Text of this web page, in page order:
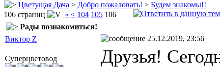
Цветущая Дача > Добро пожаловать! > Будем знакомы!!
106 страниц
« < 104 105 106
Рады познакомиться!
Виктор Z
25.12.2019, 23:56
Суперцветовод
Друзья!